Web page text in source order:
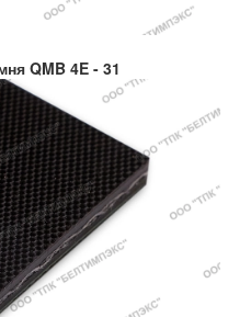
QMB 4E - 31